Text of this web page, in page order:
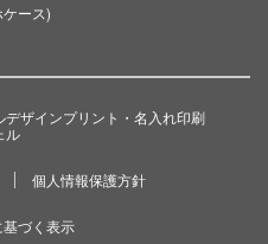
ース)
ザインプリント・名入れ印刷
ル
個人情報保護方針
づく表示